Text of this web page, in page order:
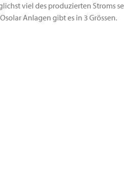
viel des produzierten Stroms
Anlagen gibt es in 3 Grössen.